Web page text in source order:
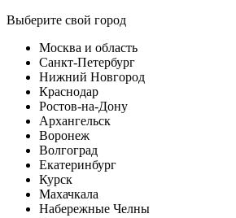
Выберите свой город
Москва и область
Санкт-Петербург
Нижний Новгород
Краснодар
Ростов-на-Дону
Архангельск
Воронеж
Волгоград
Екатеринбург
Курск
Махачкала
Набережные Челны